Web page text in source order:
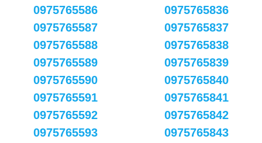
0975765586
0975765587
0975765588
0975765589
0975765590
0975765591
0975765592
0975765593
0975765836
0975765837
0975765838
0975765839
0975765840
0975765841
0975765842
0975765843